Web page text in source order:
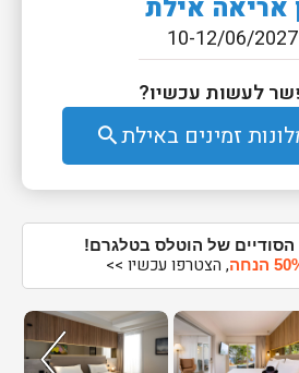
אריאה אילת
10-12/06/2027
לעשות עכשיו?
זמינים באילתsearch
הסודיים של הוטלס בטלגרם!
, הצטרפו עכשיו >>